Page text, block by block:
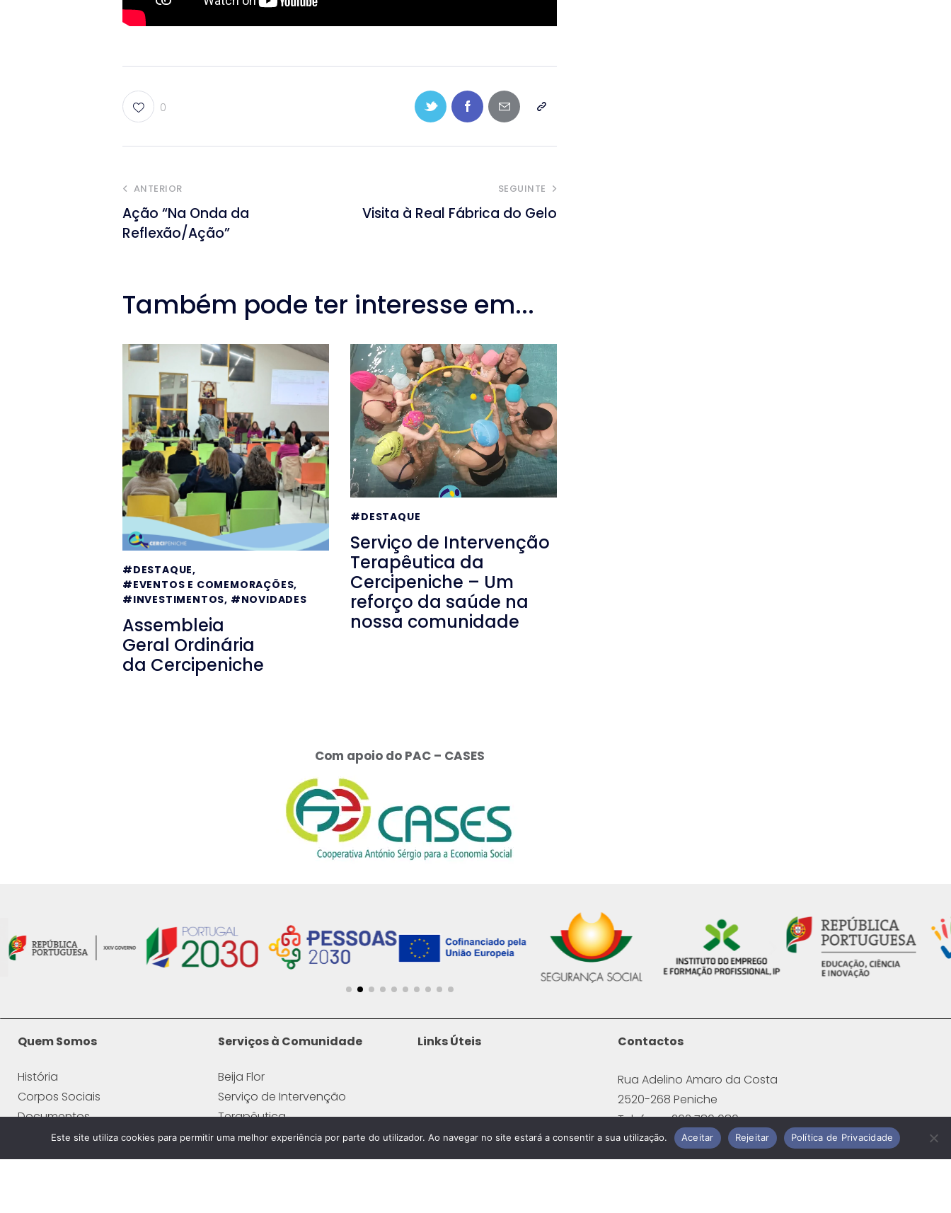
0
ANTERIOR
Ação “Na Onda da
Reflexão/Ação”
SEGUINTE
Visita à Real Fábrica do Gelo
Também pode ter interesse em...
#DESTAQUE,
#EVENTOS E COMEMORAÇÕES,
#INVESTIMENTOS, #NOVIDADES
Assembleia
Geral Ordinária
da Cercipeniche
#DESTAQUE
Serviço de Intervenção
Terapêutica da
Cercipeniche – Um
reforço da saúde na
nossa comunidade
Com apoio do PAC – CASES
Quem Somos
História
Corpos Sociais
Documentos
Políticas Organizacionais
Entidades Parceiras
Serviços à Comunidade
Beija Flor
Serviço de Intervenção
Terapêutica
Atividades Aquáticas
Links Úteis Contactos
Rua Adelino Amaro da Costa
2520-268 Peniche
Telefone: 262 780 080
(Chamada para a Rede Fixa
Nacional)
Este site utiliza cookies para permitir uma melhor experiência por parte do utilizador. Ao navegar no site estará a consentir a sua utilização. Aceitar Rejeitar Política de Privacidade